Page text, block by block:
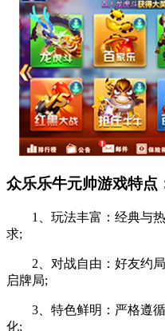
众乐乐牛元帅游戏特点
1、玩法丰富：经典与热
求;
2、对战自由：好友约局
启牌局;
3、特色鲜明：严格遵循
化;